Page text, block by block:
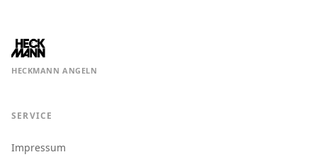
HECKMANN ANGELN
SERVICE
Impressum